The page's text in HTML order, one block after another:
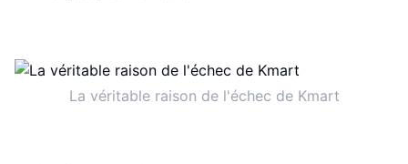
La véritable raison de l'échec de Kmart